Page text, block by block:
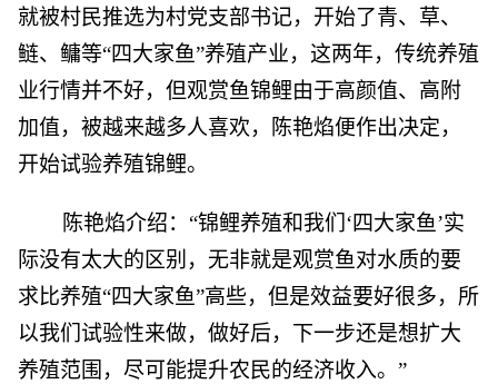
就被村民推选为村党支部书记，开始了青、草、
鲢、鳙等“四大家鱼”养殖产业，这两年，传统养殖
业行情并不好，但观赏鱼锦鲤由于高颜值、高附
加值，被越来越多人喜欢，陈艳焰便作出决定，
开始试验养殖锦鲤。
陈艳焰介绍：“锦鲤养殖和我们‘四大家鱼’实
际没有太大的区别，无非就是观赏鱼对水质的要
求比养殖“四大家鱼”高些，但是效益要好很多，所
以我们试验性来做，做好后，下一步还是想扩大
养殖范围，尽可能提升农民的经济收入。”